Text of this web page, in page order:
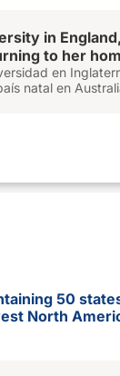
in
to her
en
natal en
50
North